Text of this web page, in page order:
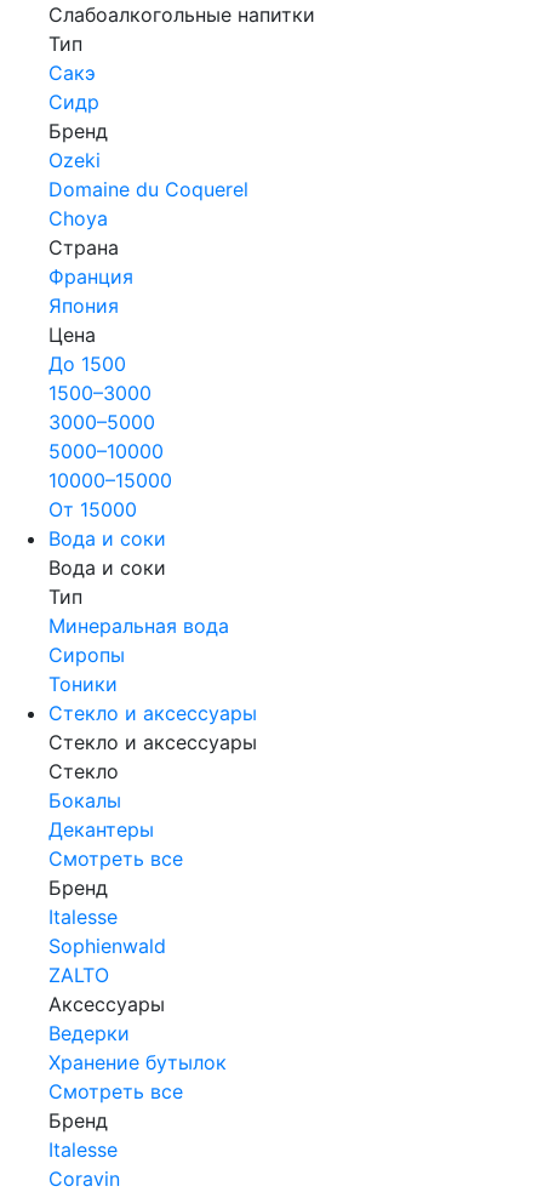
Слабоалкогольные напитки
Тип
Сакэ
Сидр
Бренд
Ozeki
Domaine du Coquerel
Choya
Страна
Франция
Япония
Цена
До 1500
1500–3000
3000–5000
5000–10000
10000–15000
От 15000
Вода и соки
Вода и соки
Тип
Минеральная вода
Сиропы
Тоники
Стекло и аксессуары
Стекло и аксессуары
Стекло
Бокалы
Декантеры
Смотреть все
Бренд
Italesse
Sophienwald
ZALTO
Аксессуары
Ведерки
Хранение бутылок
Смотреть все
Бренд
Italesse
Coravin